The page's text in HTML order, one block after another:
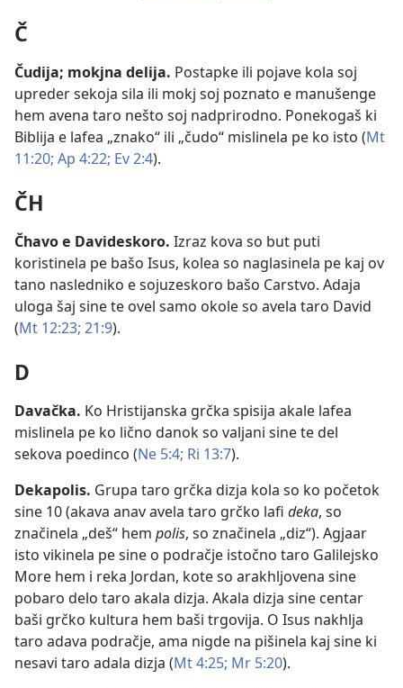
Č
Čudija; mokjna delija. Postapke ili pojave kola soj
upreder sekoja sila ili mokj soj poznato e manušenge
hem avena taro nešto soj nadprirodno. Ponekogaš ki
Biblija e lafea „znako“ ili „čudo“ mislinela pe ko isto (Mt
11:20; Ap 4:22; Ev 2:4).
ČH
Čhavo e Davideskoro. Izraz kova so but puti
koristinela pe bašo Isus, kolea so naglasinela pe kaj ov
tano nasledniko e sojuzeskoro bašo Carstvo. Adaja
uloga šaj sine te ovel samo okole so avela taro David
(Mt 12:23; 21:9).
D
Davačka. Ko Hristijanska grčka spisija akale lafea
mislinela pe ko lično danok so valjani sine te del
sekova poedinco (Ne 5:4; Ri 13:7).
Dekapolis. Grupa taro grčka dizja kola so ko početok
sine 10 (akava anav avela taro grčko lafi deka, so
značinela „deš“ hem polis, so značinela „diz“). Agjaar
isto vikinela pe sine o podračje istočno taro Galilejsko
More hem i reka Jordan, kote so arakhljovena sine
pobaro delo taro akala dizja. Akala dizja sine centar
baši grčko kultura hem baši trgovija. O Isus nakhlja
taro adava podračje, ama nigde na pišinela kaj sine ki
nesavi taro adala dizja (Mt 4:25; Mr 5:20).